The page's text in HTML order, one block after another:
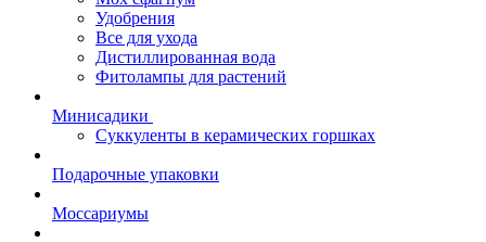
Удобрения
Все для ухода
Дистиллированная вода
Фитолампы для растений
Минисадики
Суккуленты в керамических горшках
Подарочные упаковки
Моссариумы